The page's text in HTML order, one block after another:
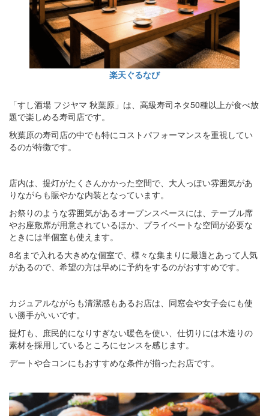
楽天ぐるなび
「すし酒場 フジヤマ 秋葉原」は、高級寿司ネタ50種以上が食べ放
題で楽しめる寿司店です。
秋葉原の寿司店の中でも特にコストパフォーマンスを重視してい
るのが特徴です。
店内は、提灯がたくさんかかった空間で、大人っぽい雰囲気があ
りながらも賑やかな内装となっています。
お祭りのような雰囲気があるオープンスペースには、テーブル席
やお座敷席が用意されているほか、プライベートな空間が必要な
ときには半個室も使えます。
8名まで入れる大きめな個室で、様々な集まりに最適とあって人気
があるので、希望の方は早めに予約をするのがおすすめです。
カジュアルながらも清潔感もあるお店は、同窓会や女子会にも使
い勝手がいいです。
提灯も、庶民的になりすぎない暖色を使い、仕切りには木造りの
素材を採用しているところにセンスを感じます。
デートや合コンにもおすすめな条件が揃ったお店です。